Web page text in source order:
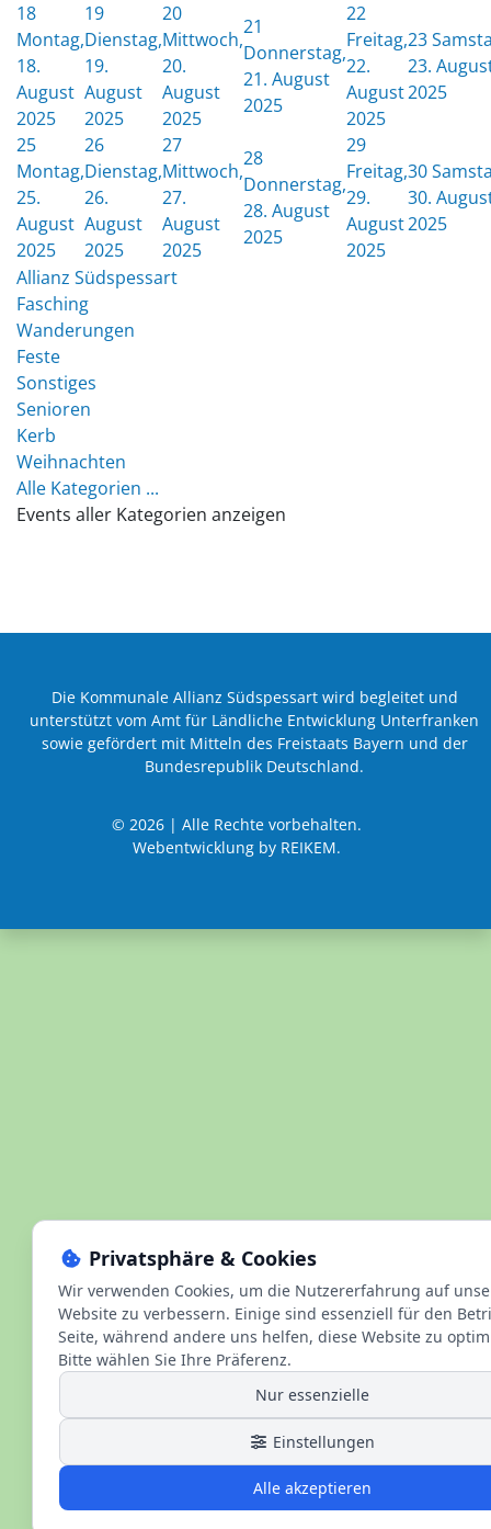
18
Montag,
18.
August
2025
19
Dienstag,
19.
August
2025
20
Mittwoch,
20.
August
2025
21
Donnerstag,
21. August
2025
22
Freitag,
22.
August
2025
23
23.
2025
25
Montag,
25.
August
2025
26
Dienstag,
26.
August
2025
27
Mittwoch,
27.
August
2025
28
Donnerstag,
28. August
2025
29
Freitag,
29.
August
2025
30
30.
2025
Allianz Südspessart
Fasching
Wanderungen
Feste
Sonstiges
Senioren
Kerb
Weihnachten
Alle Kategorien ...
Events aller Kategorien anzeigen
Die Kommunale Allianz Südspessart wird begleitet und
unterstützt vom Amt für Ländliche Entwicklung Unterfranken
sowie gefördert mit Mitteln des Freistaats Bayern und der
Bundesrepublik Deutschland.
© 2026 | Alle Rechte vorbehalten.
Webentwicklung by REIKEM.
Privatsphäre & Cookies
Wir verwenden Cookies, um die Nutzererfahrung auf
Website zu verbessern. Einige sind essenziell für den
Seite, während andere uns helfen, diese Website zu
Bitte wählen Sie Ihre Präferenz.
Nur essenzielle
Einstellungen
Alle akzeptieren